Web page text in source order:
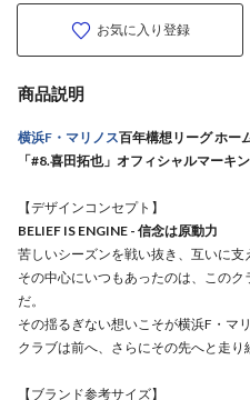
お気に入り登録
商品説明
横浜F・マリノス百年構想リーグ ホー
「#8.喜田拓也」オフィシャルマーキ
【デザインコンセプト】
BELIEF IS ENGINE - 信念は原動力
苦しいシーズンを戦い抜き、互いに支
その中心にいつもあったのは、このク
だ。
その揺るぎない想いこそが横浜F・マ
クラブは前へ、さらにその先へと走り
【ブランド参考サイズ】